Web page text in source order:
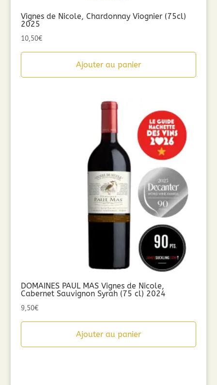
Vignes de Nicole, Chardonnay Viognier (75cl)
2025
10,50€
Ajouter au panier
DOMAINES PAUL MAS Vignes de Nicole,
Cabernet Sauvignon Syrah (75 cl) 2024
9,50€
Ajouter au panier